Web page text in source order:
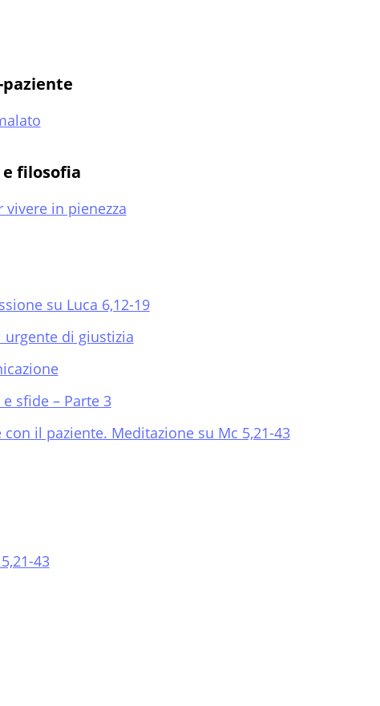
filosofia
in pienezza
su Luca 6,12-19
di giustizia
sfide – Parte 3
il paziente. Meditazione su Mc 5,21-43
43